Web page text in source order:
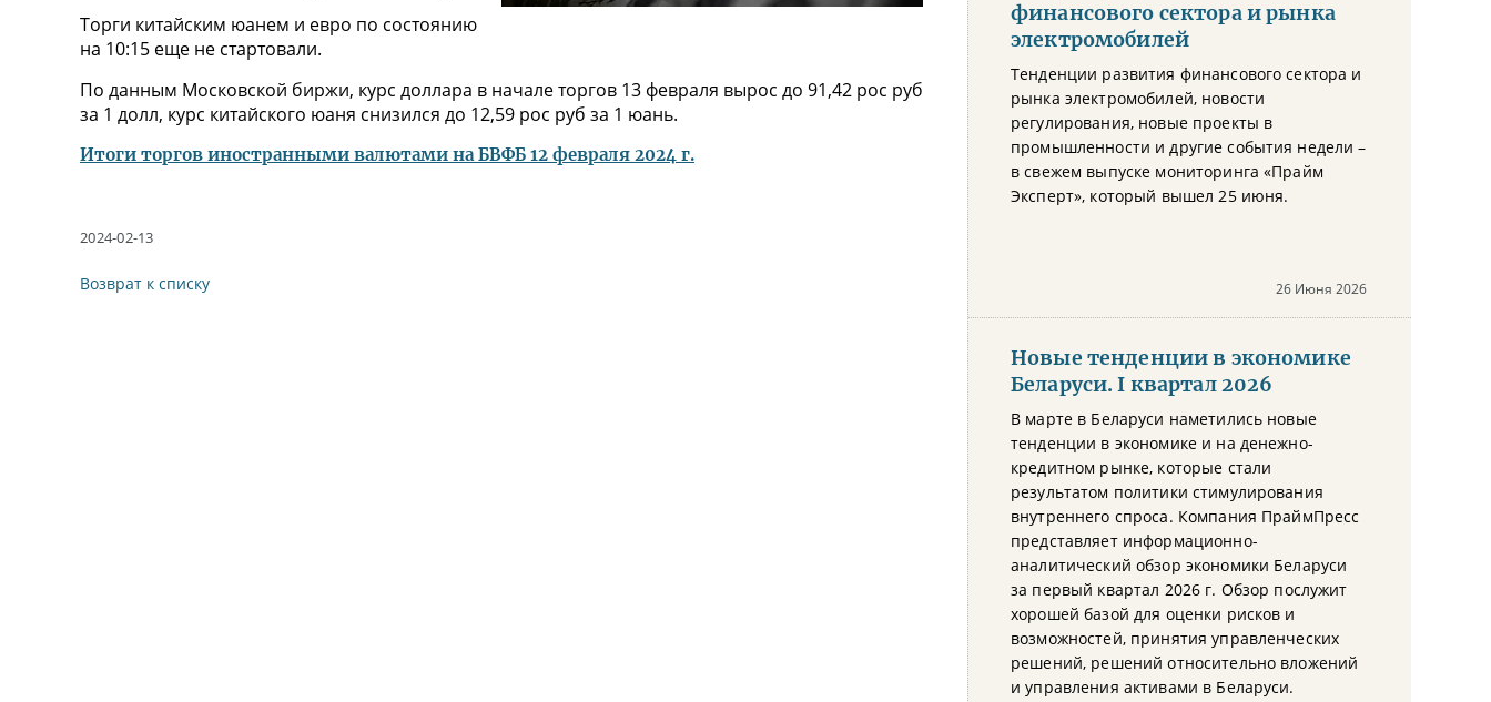
Торги китайским юанем и евро по состоянию
на 10:15 еще не стартовали.
По данным Московской биржи, курс доллара в начале торгов 13 февраля вырос до 91,42 рос руб
за 1 долл, курс китайского юаня снизился до 12,59 рос руб за 1 юань.
Итоги торгов иностранными валютами на БВФБ 12 февраля 2024 г.
2024-02-13
Возврат к списку
финансового сектора и рынка
электромобилей
Тенденции развития финансового сектора и
рынка электромобилей, новости
регулирования, новые проекты в
промышленности и другие события недели –
в свежем выпуске мониторинга «Прайм
Эксперт», который вышел 25 июня.
26 Июня 2026
Новые тенденции в экономике
Беларуси. I квартал 2026
В марте в Беларуси наметились новые
тенденции в экономике и на денежно-
кредитном рынке, которые стали
результатом политики стимулирования
внутреннего спроса. Компания ПраймПресс
представляет информационно-
аналитический обзор экономики Беларуси
за первый квартал 2026 г. Обзор послужит
хорошей базой для оценки рисков и
возможностей, принятия управленческих
решений, решений относительно вложений
и управления активами в Беларуси.